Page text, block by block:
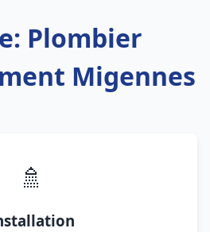
Plombier
Migennes
🚿